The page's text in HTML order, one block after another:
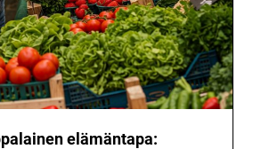
elämäntapa: